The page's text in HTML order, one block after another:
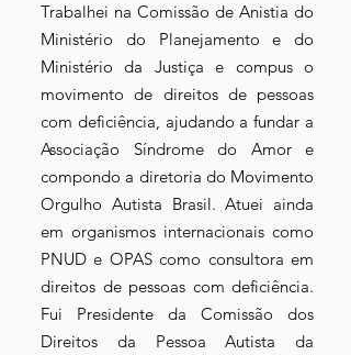
Trabalhei na Comissão de Anistia do
Ministério do Planejamento e do
Ministério da Justiça e compus o
movimento de direitos de pessoas
com deficiência, ajudando a fundar a
Associação Síndrome do Amor e
compondo a diretoria do Movimento
Orgulho Autista Brasil. Atuei ainda
em organismos internacionais como
PNUD e OPAS como consultora em
direitos de pessoas com deficiência.
Fui Presidente da Comissão dos
Direitos da Pessoa Autista da